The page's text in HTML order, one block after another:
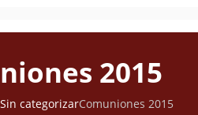
2015
Sin categorizarComuniones 2015